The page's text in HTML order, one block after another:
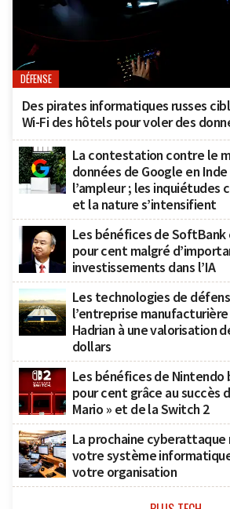
DÉFENSE
Des pirates informatiques russes
Wi-Fi des hôtels pour voler des
La contestation contre le
données de Google en
l’ampleur ; les inquiétudes
et la nature s’intensifient
Les bénéfices de
pour cent malgré
investissements dans l’IA
Les technologies de
l’entreprise
Hadrian à une valorisation
dollars
Les bénéfices de Nintendo
pour cent grâce au succès
Mario » et de la Switch 2
La prochaine
votre système
votre organisation